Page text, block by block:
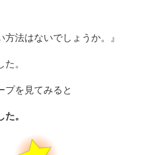
法はないでしょうか。』
。
プを見てみると
。